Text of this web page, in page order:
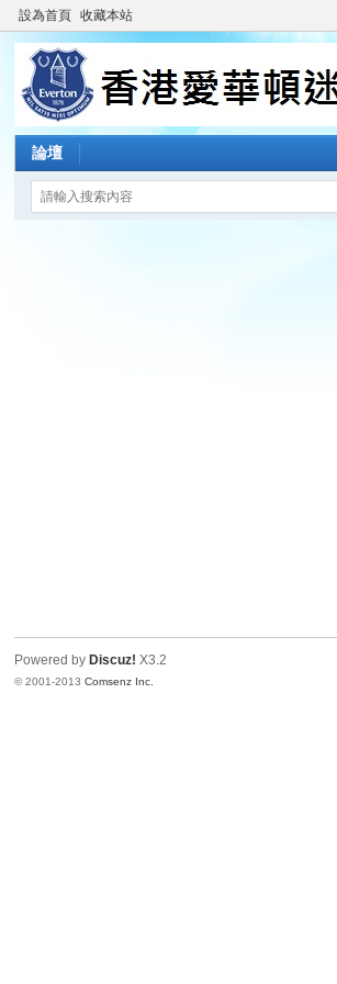
設為首頁 收藏本站
論壇
Powered by Discuz! X3.2
© 2001-2013Comsenz Inc.